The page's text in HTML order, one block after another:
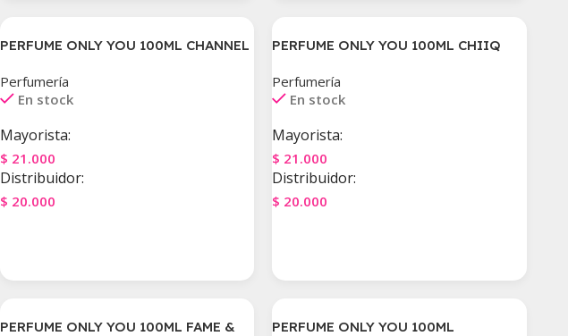
PERFUME ONLY YOU 100ML CHANNEL
Perfumería
En stock
Mayorista:
$ 21.000
Distribuidor:
$ 20.000
PERFUME ONLY YOU 100ML CHIIQ
Perfumería
En stock
Mayorista:
$ 21.000
Distribuidor:
$ 20.000
PERFUME ONLY YOU 100ML FAME &
PERFUME ONLY YOU 100ML